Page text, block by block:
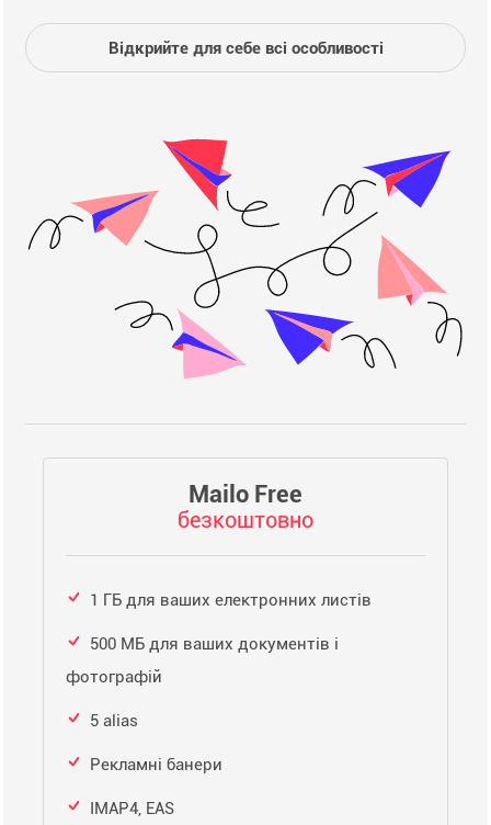
Відкрийте для себе всі особливості
Mailo Free
безкоштовно
1 ГБ для ваших електронних листів
500 МБ для ваших документів і
фотографій
5 alias
Рекламні банери
IMAP4, EAS